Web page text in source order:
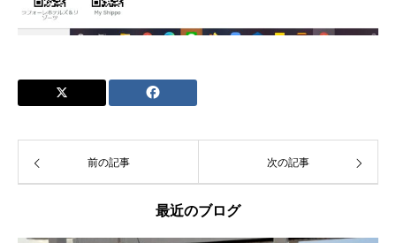
前の記事 次の記事
最近のブログ